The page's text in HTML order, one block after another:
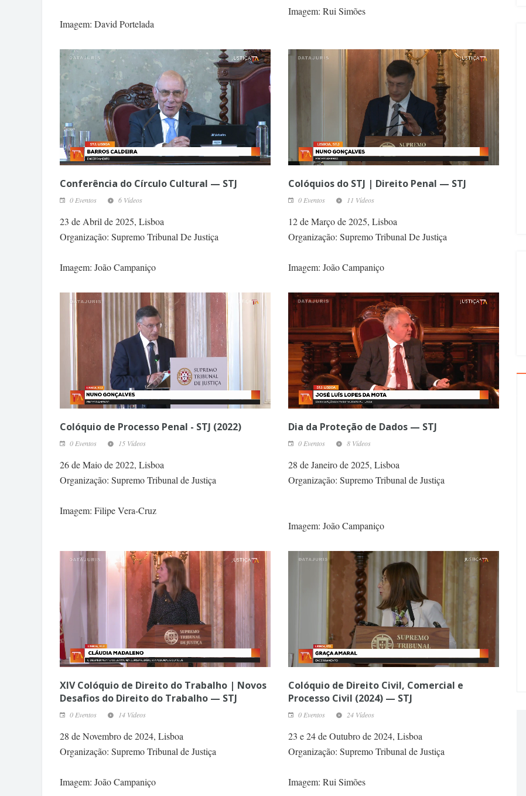
Imagem: David Portelada
Imagem: Rui Simões
Conferência do Círculo Cultural — STJ
0 Eventos 6 Vídeos
23 de Abril de 2025, Lisboa
Organização: Supremo Tribunal De Justiça
Imagem: João Campaniço
Colóquios do STJ | Direito Penal — STJ
0 Eventos 11 Vídeos
12 de Março de 2025, Lisboa
Organização: Supremo Tribunal De Justiça
Imagem: João Campaniço
Colóquio de Processo Penal - STJ (2022)
0 Eventos 15 Vídeos
26 de Maio de 2022, Lisboa
Organização: Supremo Tribunal de Justiça
Imagem: Filipe Vera-Cruz
Dia da Proteção de Dados — STJ
0 Eventos 8 Vídeos
28 de Janeiro de 2025, Lisboa
Organização: Supremo Tribunal de Justiça
Imagem: João Campaniço
XIV Colóquio de Direito do Trabalho | Novos
Desafios do Direito do Trabalho — STJ
0 Eventos 14 Vídeos
28 de Novembro de 2024, Lisboa
Organização: Supremo Tribunal de Justiça
Imagem: João Campaniço
Colóquio de Direito Civil, Comercial e
Processo Civil (2024) — STJ
0 Eventos 24 Vídeos
23 e 24 de Outubro de 2024, Lisboa
Organização: Supremo Tribunal de Justiça
Imagem: Rui Simões